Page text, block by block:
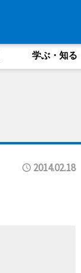
学ぶ・知る
2014.02.18